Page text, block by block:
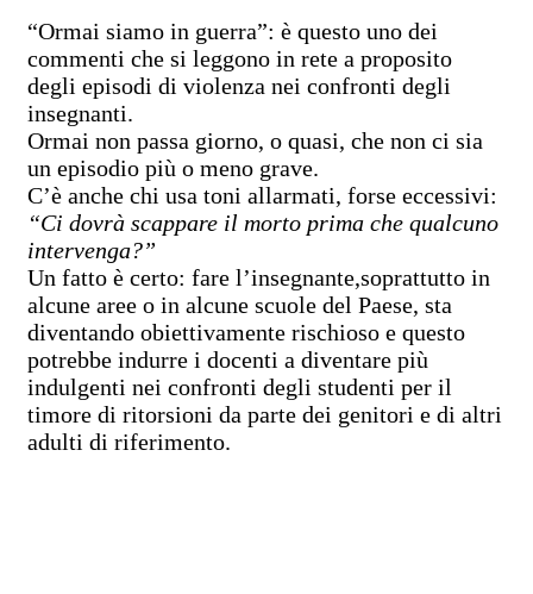
“Ormai siamo in guerra”: è questo uno dei
commenti che si leggono in rete a proposito
degli episodi di violenza nei confronti degli
insegnanti.
Ormai non passa giorno, o quasi, che non ci sia
un episodio più o meno grave.
C’è anche chi usa toni allarmati, forse eccessivi:
“Ci dovrà scappare il morto prima che qualcuno
intervenga?”
Un fatto è certo: fare l’insegnante,soprattutto in
alcune aree o in alcune scuole del Paese, sta
diventando obiettivamente rischioso e questo
potrebbe indurre i docenti a diventare più
indulgenti nei confronti degli studenti per il
timore di ritorsioni da parte dei genitori e di altri
adulti di riferimento.